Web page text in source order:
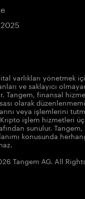
varlıkları yönetmek
ve saklayıcı
Tangem, finansal
olarak
veya işlemlerini
işlem hizmetleri
sunulur.
konusunda